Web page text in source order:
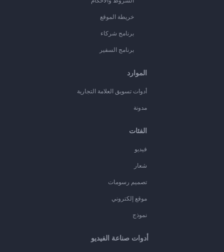
خريطة الموقع
برنامج شركاء
برنامج السفير
الموارد
أدوات تسويق العلامة التجارية
مدونة
الفئات
فيديو
شعار
تصميم رسومات
موقع إلكتروني
نموذج
أدوات صناعة الفيديو